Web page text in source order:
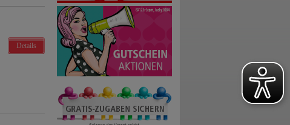
Details